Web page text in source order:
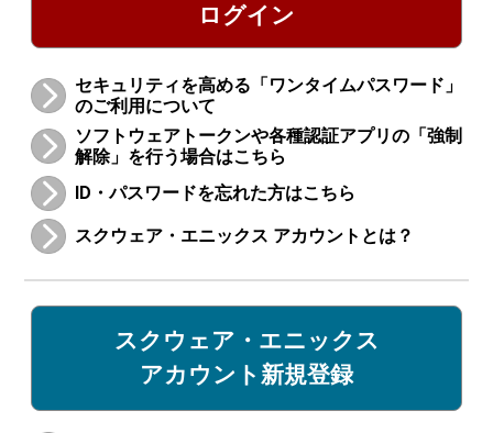
ログイン
セキュリティを高める「ワンタイムパスワード」
のご利用について
ソフトウェアトークンや各種認証アプリの「強制
解除」を行う場合はこちら
ID・パスワードを忘れた方はこちら
スクウェア・エニックス アカウントとは？
スクウェア・エニックス
アカウント新規登録